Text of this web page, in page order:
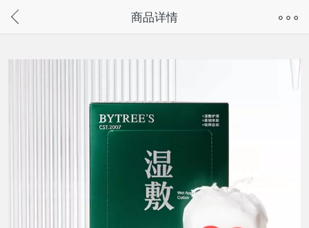
请通过微信或支付宝搜“奇兔客小程序”访问
商品详情